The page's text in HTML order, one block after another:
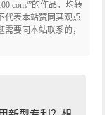
”的作品，均转
代表本站赞同其观点
要同本站联系的，